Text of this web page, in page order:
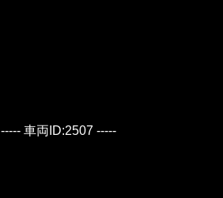
----- 車両ID:2507 -----